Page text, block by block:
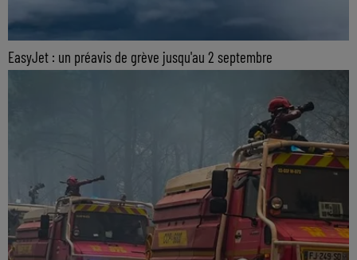
EasyJet : un préavis de grève jusqu'au 2 septembre